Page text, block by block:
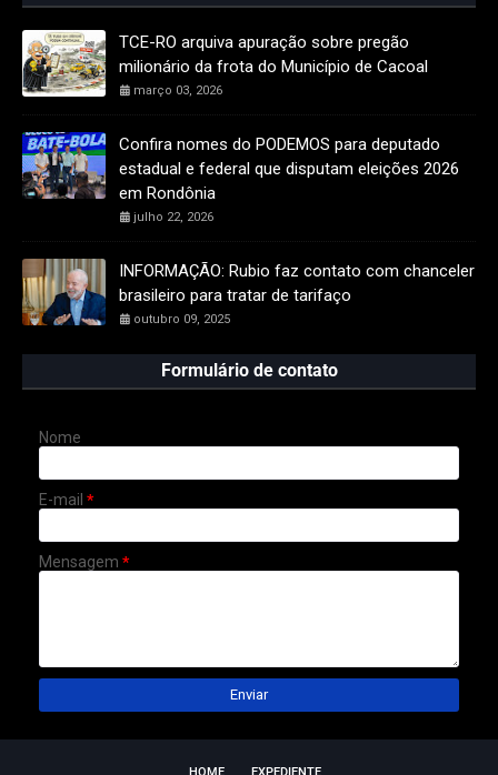
TCE-RO arquiva apuração sobre pregão
milionário da frota do Município de Cacoal
março 03, 2026
Confira nomes do PODEMOS para deputado
estadual e federal que disputam eleições 2026
em Rondônia
julho 22, 2026
INFORMAÇÃO: Rubio faz contato com chanceler
brasileiro para tratar de tarifaço
outubro 09, 2025
Formulário de contato
Nome
E-mail *
Mensagem *
HOME EXPEDIENTE